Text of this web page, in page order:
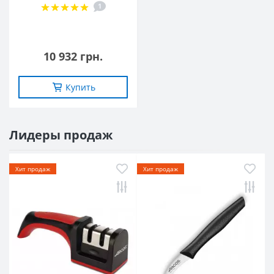
1
10 932 грн.
Купить
Лидеры продаж
Хит продаж Хит продаж